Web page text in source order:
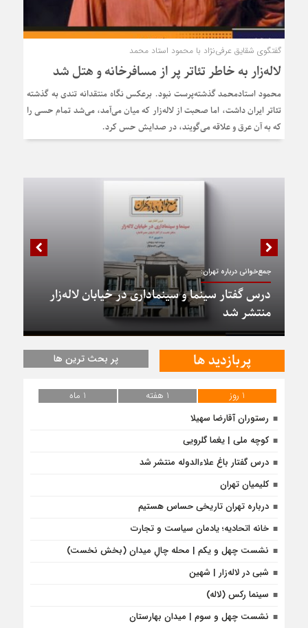
گفتگوی شقایق عرفی‌نژاد با محمود استاد محمد
لاله‌زار به خاطر تئاتر پر از مسافرخانه و هتل شد
محمود استادمحمد گذشته‌پرست نبود. برعکس نگاه منتقدانه تندی به گذشته
تئاتر ایران داشت، اما صحبت از لاله‌زار که میان می‌آمد، می‌شد تمام حسی را
که به آن عرق و علاقه می‌گویند، در صدایش حس کرد.
جمع‌خوانی درباره تهران:
درس گفتار سینما و سینماداری در خیابان لاله‌زار
منتشر شد
پربازدید ها پر بحث ترین ها
1 روز 1 هفته
1 ماه
رستوران آقارضا سهیلا
کوچه ملی | یغما گلرویی
درس‌ گفتار باغ علاءالدوله منتشر شد
کلیمیان تهران
درباره تهران تاریخی حساس هستیم
خانه اتحادیه؛ یادمان سیاست و تجارت
نشست چهل و یکم | محله چالِ میدان (بخش نخست)
شبی در لاله‌زار | شهین
سینما رکس (لاله)
نشست چهل و سوم | میدان بهارستان